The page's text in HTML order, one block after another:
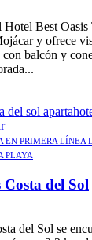
Best Oasis
y ofrece
balcón y
EN PRIMERA LÍNEA
PLAYA
del Sol
del Sol se